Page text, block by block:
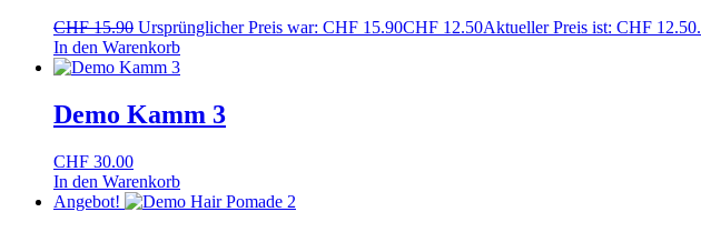
CHF15.90 Ursprünglicher Preis war: CHF 15.90CHF 12.50Aktueller Preis ist: CHF 12.50.
In den Warenkorb
Demo Kamm 3
CHF 30.00
In den Warenkorb
Angebot!